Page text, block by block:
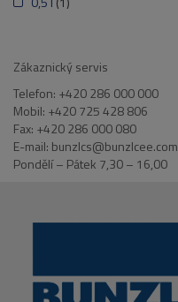
Zákaznický servis
Telefon: +420 286 000 000
Mobil: +420 725 428 806
Fax: +420 286 000 080
E-mail: bunzlcs@bunzlcee.com
Pondělí – Pátek 7,30 – 16,00